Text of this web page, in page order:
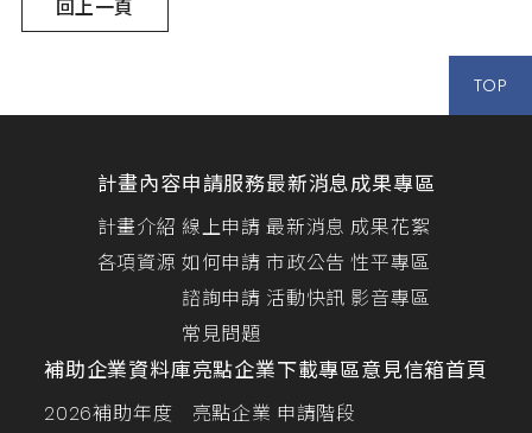
回上一頁
TOP
計畫內容
計畫介紹
各項資源
申請服務
線上申請
如何申請
諮詢申請
常見問題
最新消息
最新消息
市政公告
活動快訊
成果專區
成果花絮
性平專區
影音專區
補助企業資料庫
2026補助年度
亮點企業
亮點企業
下載專區
申請階段
意見信箱首頁